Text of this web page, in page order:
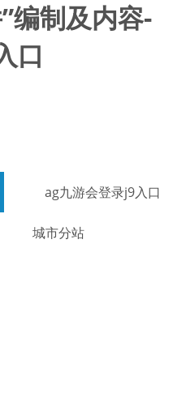
编制及内容-
口
ag九游会登录j9入口
城市分站